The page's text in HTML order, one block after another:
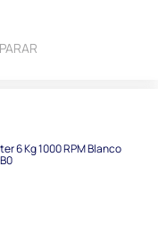
6 Kg 1000 RPM Blanco